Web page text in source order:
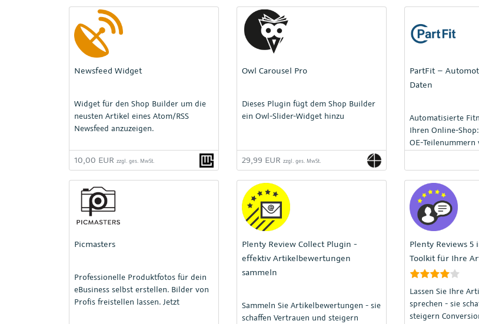
schneller und komfortabler in Ihrem
Shop einkaufen. Das kann Ihnen zu
zusätzlichem Umsatz verhelfen.
Newsfeed Widget
Widget für den Shop Builder um die
neusten Artikel eines Atom/RSS
Newsfeed anzuzeigen.
10,00 EUR zzgl. ges. MwSt.
Owl Carousel Pro
Dieses Plugin fügt dem Shop Builder
ein Owl-Slider-Widget hinzu
29,99 EUR zzgl. ges. MwSt.
PartFit –
Daten
Automatisierte
Ihren Online-
OE-
einsatzbereit für
Co., für mehr
Retouren und
Picmasters
Professionelle Produktfotos für dein
eBusiness selbst erstellen. Bilder von
Profis freistellen lassen. Jetzt
Plenty Review Collect Plugin -
effektiv Artikelbewertungen
sammeln
Sammeln Sie Artikelbewertungen - sie
schaffen Vertrauen und steigern
Plenty Reviews 5
Toolkit für Ihre
Lassen Sie Ihre
sprechen - sie
steigern